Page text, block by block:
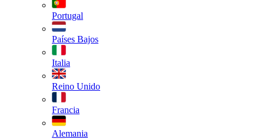
Portugal
Países Bajos
Italia
Reino Unido
Francia
Alemania